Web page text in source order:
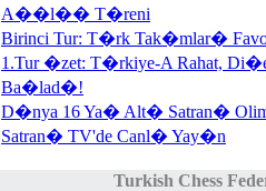
A��l�� T�reni
Birinci Tur: T�rk Tak�mlar�
1.Tur �zet: T�rkiye-A Rahat,
Ba�lad�!
D�nya 16 Ya� Alt� Satran�
Satran� TV'de Canl� Yay�n
Turkish Chess